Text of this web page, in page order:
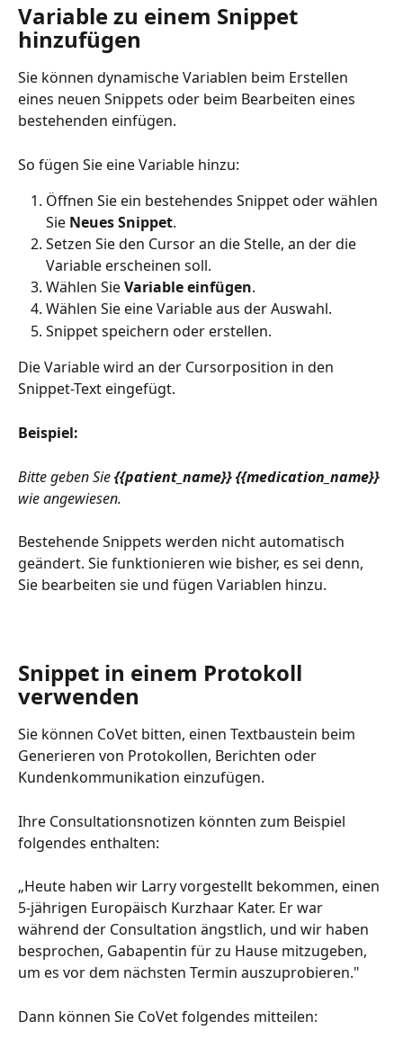
Variable zu einem Snippet
hinzufügen
Sie können dynamische Variablen beim Erstellen
eines neuen Snippets oder beim Bearbeiten eines
bestehenden einfügen.
So fügen Sie eine Variable hinzu:
Öffnen Sie ein bestehendes Snippet oder wählen
Sie Neues Snippet.
Setzen Sie den Cursor an die Stelle, an der die
Variable erscheinen soll.
Wählen Sie Variable einfügen.
Wählen Sie eine Variable aus der Auswahl.
Snippet speichern oder erstellen.
Die Variable wird an der Cursorposition in den
Snippet-Text eingefügt.
Beispiel:
Bitte geben Sie {{patient_name}} {{medication_name}}
wie angewiesen.
Bestehende Snippets werden nicht automatisch
geändert. Sie funktionieren wie bisher, es sei denn,
Sie bearbeiten sie und fügen Variablen hinzu.
Snippet in einem Protokoll
verwenden
Sie können CoVet bitten, einen Textbaustein beim
Generieren von Protokollen, Berichten oder
Kundenkommunikation einzufügen.
Ihre Consultationsnotizen könnten zum Beispiel
folgendes enthalten:
„Heute haben wir Larry vorgestellt bekommen, einen
5-jährigen Europäisch Kurzhaar Kater. Er war
während der Consultation ängstlich, und wir haben
besprochen, Gabapentin für zu Hause mitzugeben,
um es vor dem nächsten Termin auszuprobieren."
Dann können Sie CoVet folgendes mitteilen: